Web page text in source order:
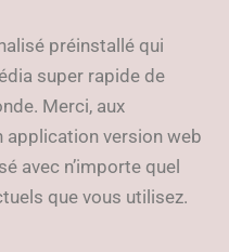
préinstallé qui
super rapide de
Merci, aux
version web
avec n’importe quel
que vous utilisez.